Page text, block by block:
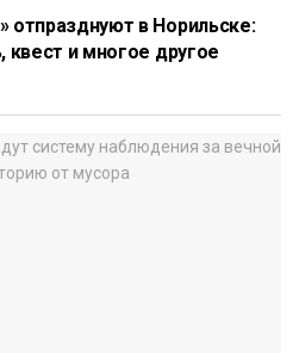
отпразднуют в Норильске:
квест и многое другое